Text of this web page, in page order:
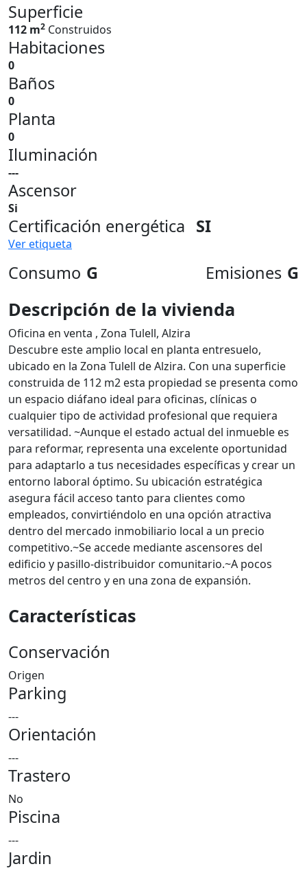
Superficie
112 m2 Construidos
Habitaciones
0
Baños
0
Planta
0
Iluminación
---
Ascensor
Si
Certificación energética SI
Ver etiqueta
Consumo G Emisiones G
Descripción de la vivienda
Oficina en venta , Zona Tulell, Alzira
Descubre este amplio local en planta entresuelo,
ubicado en la Zona Tulell de Alzira. Con una superficie
construida de 112 m2 esta propiedad se presenta como
un espacio diáfano ideal para oficinas, clínicas o
cualquier tipo de actividad profesional que requiera
versatilidad. ~Aunque el estado actual del inmueble es
para reformar, representa una excelente oportunidad
para adaptarlo a tus necesidades específicas y crear un
entorno laboral óptimo. Su ubicación estratégica
asegura fácil acceso tanto para clientes como
empleados, convirtiéndolo en una opción atractiva
dentro del mercado inmobiliario local a un precio
competitivo.~Se accede mediante ascensores del
edificio y pasillo-distribuidor comunitario.~A pocos
metros del centro y en una zona de expansión.
Características
Conservación
Origen
Parking
---
Orientación
---
Trastero
No
Piscina
---
Jardin